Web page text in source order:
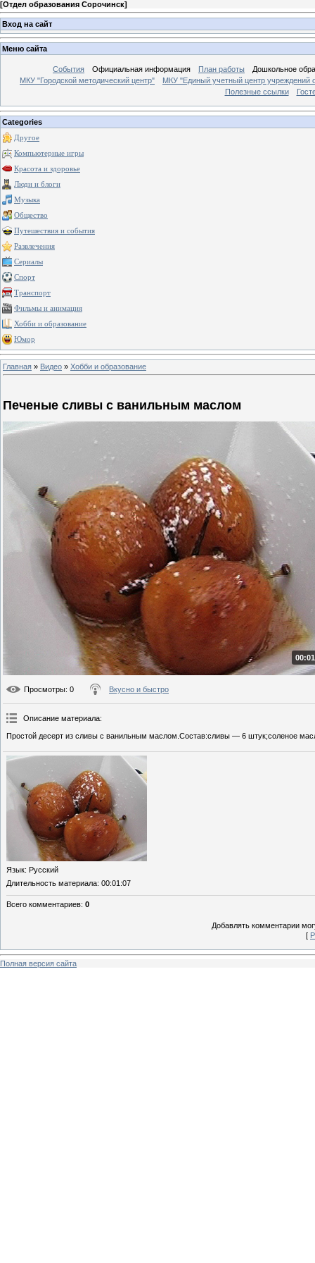
[Отдел образования Сорочинск]
Вход на сайт
Меню сайта
События Официальная информация План работы
Дошкольное
МКУ "Городской методический центр"
МКУ "Единый учетный центр учреждений
Полезные ссылки
Categories
Другое
Компьютерные игры
Красота и здоровье
Люди и блоги
Музыка
Общество
Путешествия и события
Развлечения
Сериалы
Спорт
Транспорт
Фильмы и анимация
Хобби и образование
Юмор
Главная » Видео » Хобби и образование
Печеные сливы с ванильным маслом
Просмотры: 0 Вкусно и быстро
Описание материала:
Простой десерт из сливы с ванильным маслом.Состав:сливы — 6 штук;соленое
Язык: Русский
Длительность материала: 00:01:07
Всего комментариев: 0
Добавлять комментарии
[
Полная версия сайта